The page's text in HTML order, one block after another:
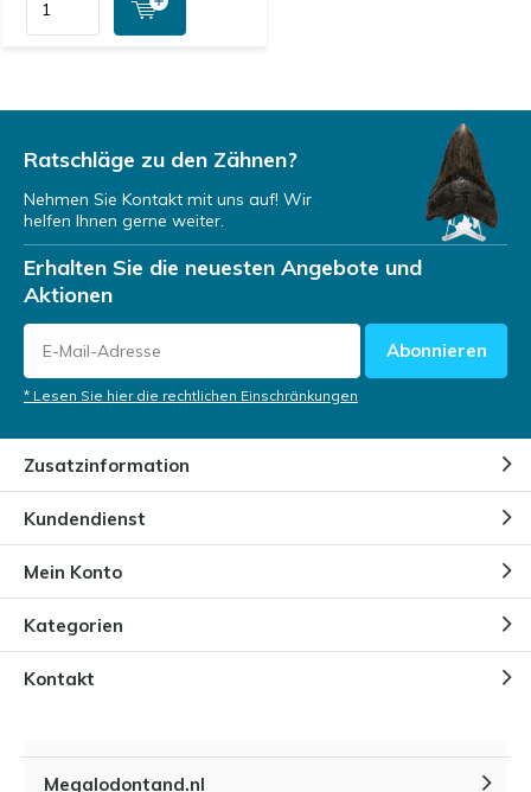
Ratschläge zu den Zähnen?
Nehmen Sie Kontakt mit uns auf! Wir
helfen Ihnen gerne weiter.
Erhalten Sie die neuesten Angebote und
Aktionen
Abonnieren
* Lesen Sie hier die rechtlichen Einschränkungen
Zusatzinformation
Kundendienst
Mein Konto
Kategorien
Kontakt
Megalodontand.nl